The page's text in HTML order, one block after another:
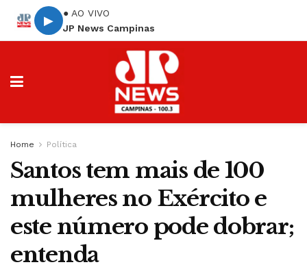
▶
● AO VIVO
JP News Campinas
Home Política
Santos tem mais de 100
mulheres no Exército e
este número pode dobrar;
entenda